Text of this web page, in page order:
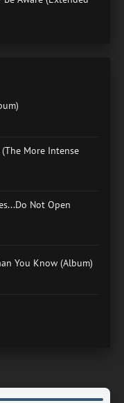
More Intense
Not Open
You Know (Album)